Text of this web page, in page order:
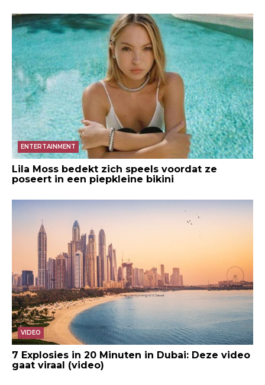
ENTERTAINMENT
Lila Moss bedekt zich speels voordat ze
poseert in een piepkleine bikini
VIDEO
7 Explosies in 20 Minuten in Dubai: Deze video
gaat viraal (video)